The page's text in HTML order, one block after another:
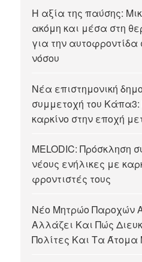
Η αξία της παύσης:
ακόμη και μέσα στη
για την αυτοφροντίδα
νόσου
Νέα επιστημονική
συμμετοχή του
καρκίνο στην εποχή
MELODIC: Πρόσκληση
νέους ενήλικες με
φροντιστές τους
Νέο Μητρώο Παροχών
Αλλάζει Και Πώς
Πολίτες Και Τα